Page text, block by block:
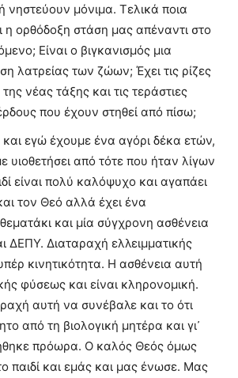
νηστεύουν μόνιμα. Τελικά ποια
η ορθόδοξη στάση μας απέναντι στο
Είναι ο βιγκανισμός μια
λατρείας των ζώων; Έχει τις ρίζες
νέας τάξης και τις τεράστιες
που έχουν στηθεί από πίσω;
εγώ έχουμε ένα αγόρι δέκα ετών,
υιοθετήσει από τότε που ήταν λίγων
είναι πολύ καλόψυχο και αγαπάει
τον Θεό αλλά έχει ένα
και μία σύγχρονη ασθένεια
ΔΕΠΥ. Διαταραχή ελλειμματικής
κινητικότητα. Η ασθένεια αυτή
φύσεως και είναι κληρονομική.
αυτή να συνέβαλε και το ότι
από τη βιολογική μητέρα και γι᾿
πρόωρα. Ο καλός Θεός όμως
παιδί και εμάς και μας ένωσε. Μας